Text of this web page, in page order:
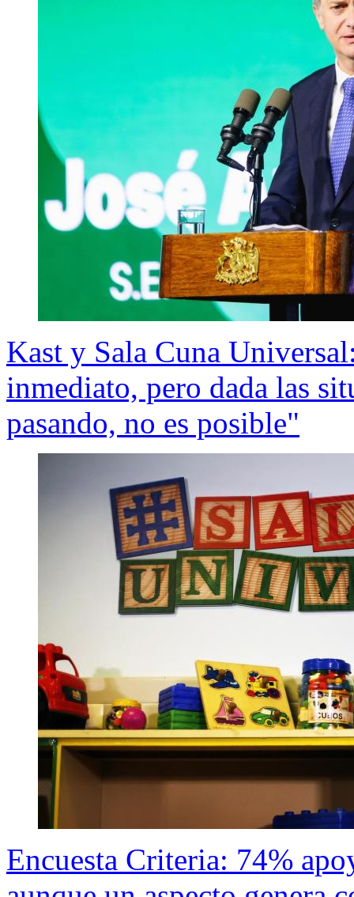
Kast y Sala Cuna
inmediato, pero dada las
pasando, no es posible"
Encuesta Criteria: 74%